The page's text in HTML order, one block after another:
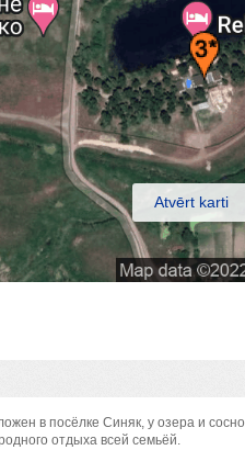
Atvērt karti
в посёлке Синяк, у озера и
отдыха всей семьёй.